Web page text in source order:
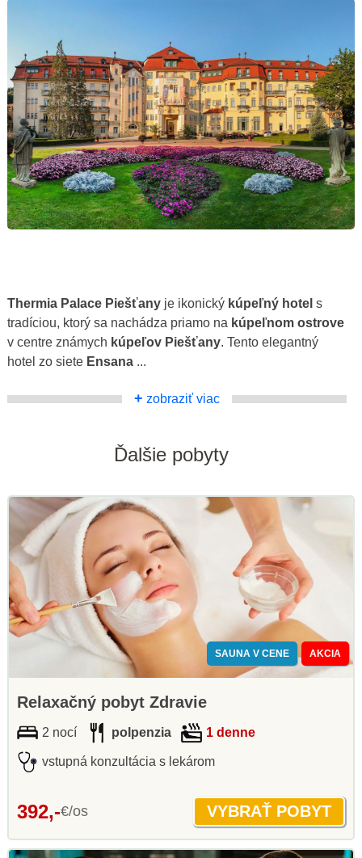
Thermia Palace Piešťany je ikonický kúpeľný hotel s
tradíciou, ktorý sa nachádza priamo na kúpeľnom ostrove
v centre známych kúpeľov Piešťany. Tento elegantný
hotel zo siete Ensana ...
+ zobraziť viac
Ďalšie pobyty
SAUNA V CENE AKCIA
Relaxačný pobyt Zdravie
2 nocí polpenzia 1 denne
vstupná konzultácia s lekárom
392,-€/os